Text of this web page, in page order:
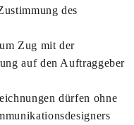
des
Zug mit der
auf den Auftraggeber
dürfen ohne